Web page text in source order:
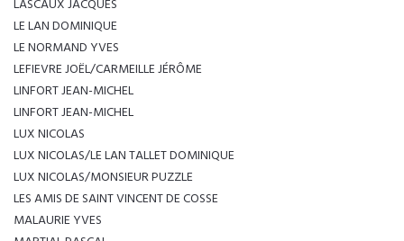
LASCAUX JACQUES
LE LAN DOMINIQUE
LE NORMAND YVES
LEFIEVRE JOËL/CARMEILLE JÉRÔME
LINFORT JEAN-MICHEL
LINFORT JEAN-MICHEL
LUX NICOLAS
LUX NICOLAS/LE LAN TALLET DOMINIQUE
LUX NICOLAS/MONSIEUR PUZZLE
LES AMIS DE SAINT VINCENT DE COSSE
MALAURIE YVES